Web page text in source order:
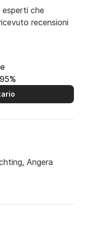
esperti che
recensioni
Angera